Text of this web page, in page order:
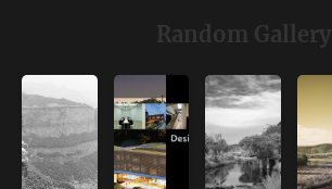
Random Gallery